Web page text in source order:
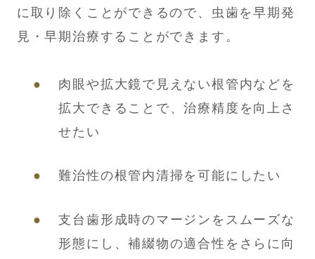
に取り除くことができるので、虫歯を早期発
見・早期治療することができます。
肉眼や拡大鏡で見えない根管内などを
拡大できることで、治療精度を向上さ
せたい
難治性の根管内清掃を可能にしたい
支台歯形成時のマージンをスムーズな
形態にし、補綴物の適合性をさらに向